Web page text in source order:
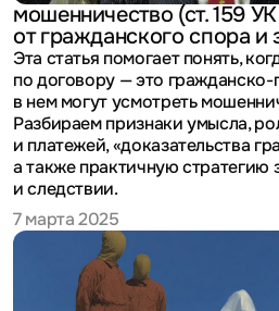
мошенничество (ст. 159
от гражданского спора и
Эта статья помогает понять,
по договору — это гражданско-
в нем могут усмотреть
Разбираем признаки умысла,
и платежей, «доказательства
а также практичную стратегию
и следствии.
7 марта 2025